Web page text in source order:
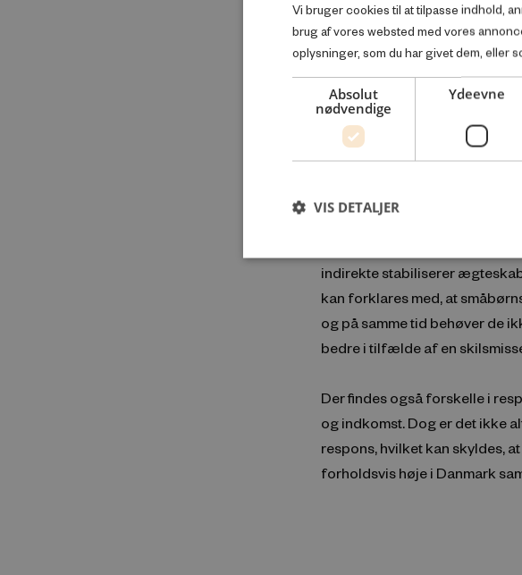
Studiet dokumenterer en
hjemmeboende børn. Disse
at de finder det nødvendigt
indirekte stabiliserer
kan forklares med, at
og på samme tid behøver de
bedre i tilfælde af en
Der findes også forskelle i
og indkomst. Dog er det ikke
respons, hvilket kan skyldes,
forholdsvis høje i Danmark
Vi bruger cookies til at tilpasse indhold,
brug af vores websted med vores
oplysninger, som du har givet dem, eller
Absolut
nødvendige
Ydeevne
VIS DETALJER